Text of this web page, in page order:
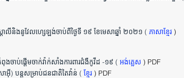
ត្រាលីនិងនូវែលហ្សេឡង់ចាប់ពីថ្ងៃទី ១៩ ខែមេសាឆ្នាំ ២០២១ ( ភាសាខ្មែរ )
ងចាប់ផ្តើមចាក់វ៉ាក់សាំងការពារជំងឺកូវីដ -១៩ ( អង់គ្លេស ) PDF
អ៊ី) បន្តសម្រាប់ជនជាតិតៃវ៉ាន់ ( ខ្មែរ ) PDF